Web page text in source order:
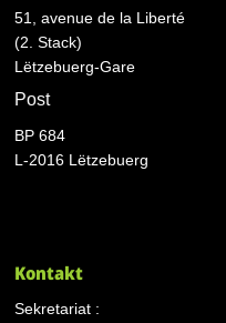
51, avenue de la Liberté
(2. Stack)
Lëtzebuerg-Gare
Post
BP 684
L-2016 Lëtzebuerg
Kontakt
Sekretariat :